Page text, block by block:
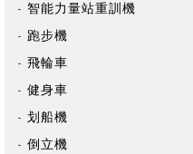
智能力量站重訓機
跑步機
飛輪車
健身車
划船機
倒立機